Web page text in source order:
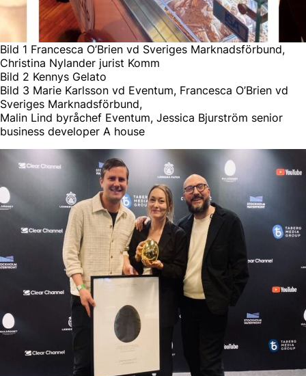
Bild 1 Francesca O’Brien vd Sveriges Marknadsförbund,
Christina Nylander jurist Komm
Bild 2 Kennys Gelato
Bild 3 Marie Karlsson vd Eventum, Francesca O’Brien vd
Sveriges Marknadsförbund,
Malin Lind byråchef Eventum, Jessica Bjurström senior
business developer A house